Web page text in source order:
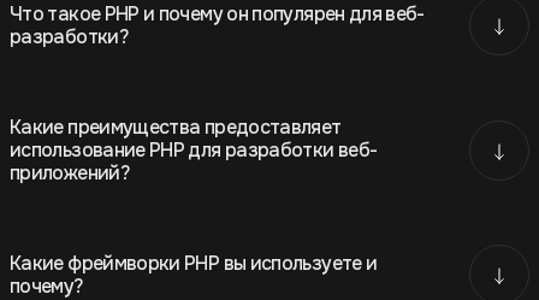
Что такое PHP и почему он популярен для веб-
разработки?
Какие преимущества предоставляет
использование PHP для разработки веб-
приложений?
Какие фреймворки PHP вы используете и
почему?